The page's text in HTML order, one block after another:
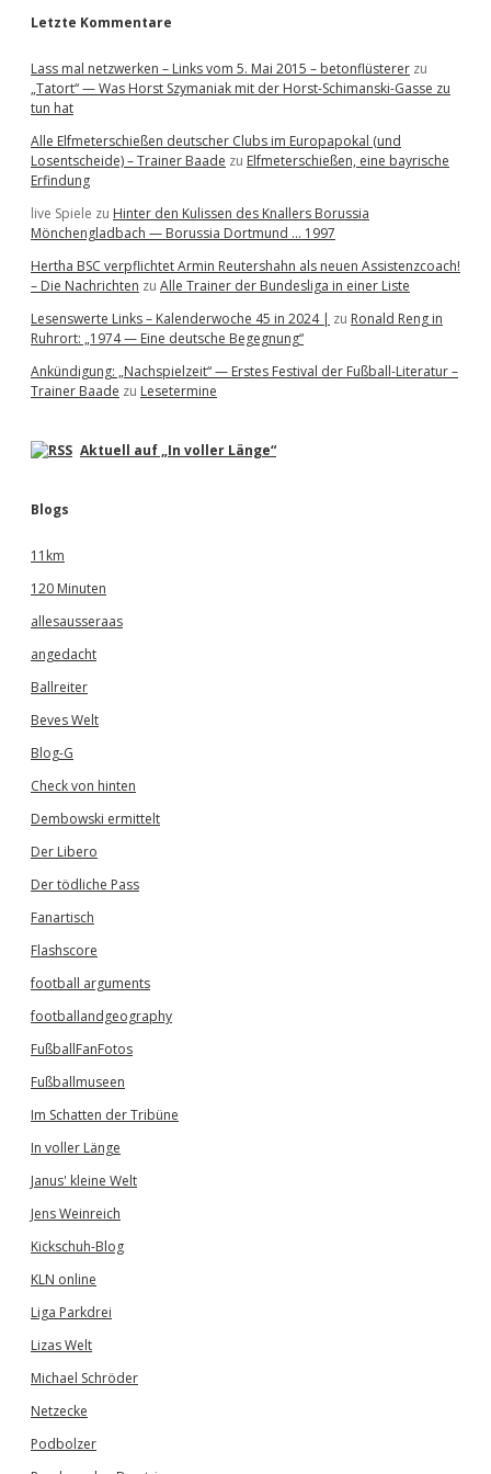
Letzte Kommentare
Lass mal netzwerken – Links vom 5. Mai 2015 – betonflüsterer zu
„Tatort“ — Was Horst Szymaniak mit der Horst-Schimanski-Gasse zu
tun hat
Alle Elfmeterschießen deutscher Clubs im Europapokal (und
Losentscheide) – Trainer Baade zu Elfmeterschießen, eine bayrische
Erfindung
live Spiele zu Hinter den Kulissen des Knallers Borussia
Mönchengladbach — Borussia Dortmund … 1997
Hertha BSC verpflichtet Armin Reutershahn als neuen Assistenzcoach!
– Die Nachrichten zu Alle Trainer der Bundesliga in einer Liste
Lesenswerte Links – Kalenderwoche 45 in 2024 | zu Ronald Reng in
Ruhrort: „1974 — Eine deutsche Begegnung“
Ankündigung: „Nachspielzeit“ — Erstes Festival der Fußball-Literatur –
Trainer Baade zu Lesetermine
Aktuell auf „In voller Länge“
Blogs
11km
120 Minuten
allesausseraas
angedacht
Ballreiter
Beves Welt
Blog-G
Check von hinten
Dembowski ermittelt
Der Libero
Der tödliche Pass
Fanartisch
Flashscore
football arguments
footballandgeography
FußballFanFotos
Fußballmuseen
Im Schatten der Tribüne
In voller Länge
Janus' kleine Welt
Jens Weinreich
Kickschuh-Blog
KLN online
Liga Parkdrei
Lizas Welt
Michael Schröder
Netzecke
Podbolzer